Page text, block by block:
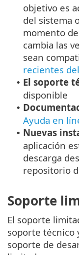
objetivo es
del sistema
momento
cambia las
sean
recientes
• El soporte
disponible
•
Ayuda en
• Nuevas
aplicación
descarga
repositorio
Soporte
El soporte
soporte técnico
soporte de